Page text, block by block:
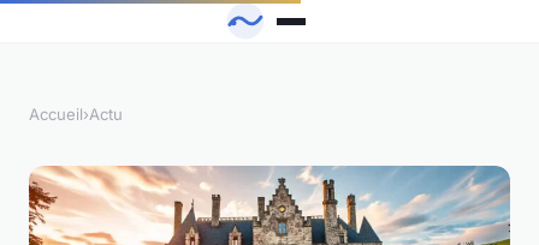
Accueil›Actu